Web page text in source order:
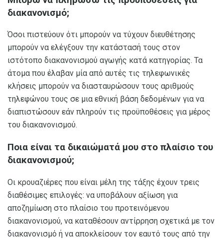
διακανονισμό;
Όσοι πιστεύουν ότι μπορούν να τύχουν διευθέτησης
μπορούν να ελέγξουν την κατάστασή τους στον
ιστότοπο διακανονισμού αγωγής κατά κατηγορίας. Τα
άτομα που έλαβαν μία από αυτές τις τηλεφωνικές
κλήσεις μπορούν να διασταυρώσουν τους αριθμούς
τηλεφώνου τους σε μια εθνική βάση δεδομένων για να
διαπιστώσουν εάν πληρούν τις προϋποθέσεις για μέρος
του διακανονισμού.
Ποια είναι τα δικαιώματά μου στο πλαίσιο του
διακανονισμού;
Οι κρουαζιέρες που είναι μέλη της τάξης έχουν τρεις
διαθέσιμες επιλογές: να υποβάλουν αξίωση για
αποζημίωση στο πλαίσιο του προτεινόμενου
διακανονισμού, να καταθέσουν αντίρρηση σχετικά με τον
διακανονισμό ή να αποκλείσουν τον εαυτό τους από την